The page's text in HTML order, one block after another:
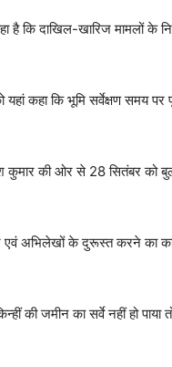
है कि दाखिल-खारिज मामलों के
कहा कि भूमि सर्वेक्षण समय पर
कुमार की ओर से 28 सितंबर को
एवं अभिलेखों के दुरूस्त करने का
की जमीन का सर्वे नहीं हो पाया